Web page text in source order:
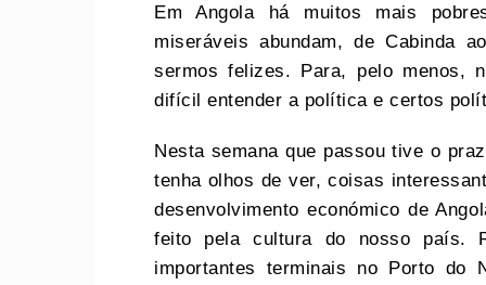
Em Angola há muitos mais
miseráveis abundam, de Cabinda
sermos felizes. Para, pelo menos,
difícil entender a política e certos
Nesta semana que passou tive o
tenha olhos de ver, coisas
desenvolvimento económico de
feito pela cultura do nosso país.
importantes terminais no Porto do